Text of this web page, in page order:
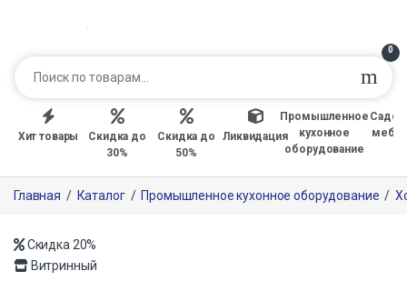
0
Хит товары
Скидка до
30%
Скидка до
50%
Ликвидация
Промышленное
кухонное
оборудование
Главная / Каталог / Промышленное кухонное оборудование /
Скидка 20%
Витринный